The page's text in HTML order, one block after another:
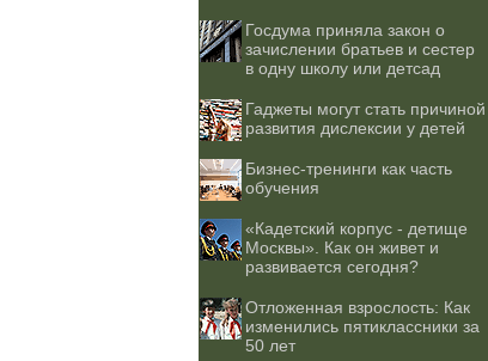
Госдума приняла закон о
зачислении братьев и сестер
в одну школу или детсад
Гаджеты могут стать причиной
развития дислексии у детей
Бизнес-тренинги как часть
обучения
«Кадетский корпус - детище
Москвы». Как он живет и
развивается сегодня?
Отложенная взрослость: Как
изменились пятиклассники за
50 лет